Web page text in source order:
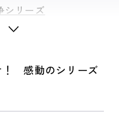
シリーズ
感動のシリーズ